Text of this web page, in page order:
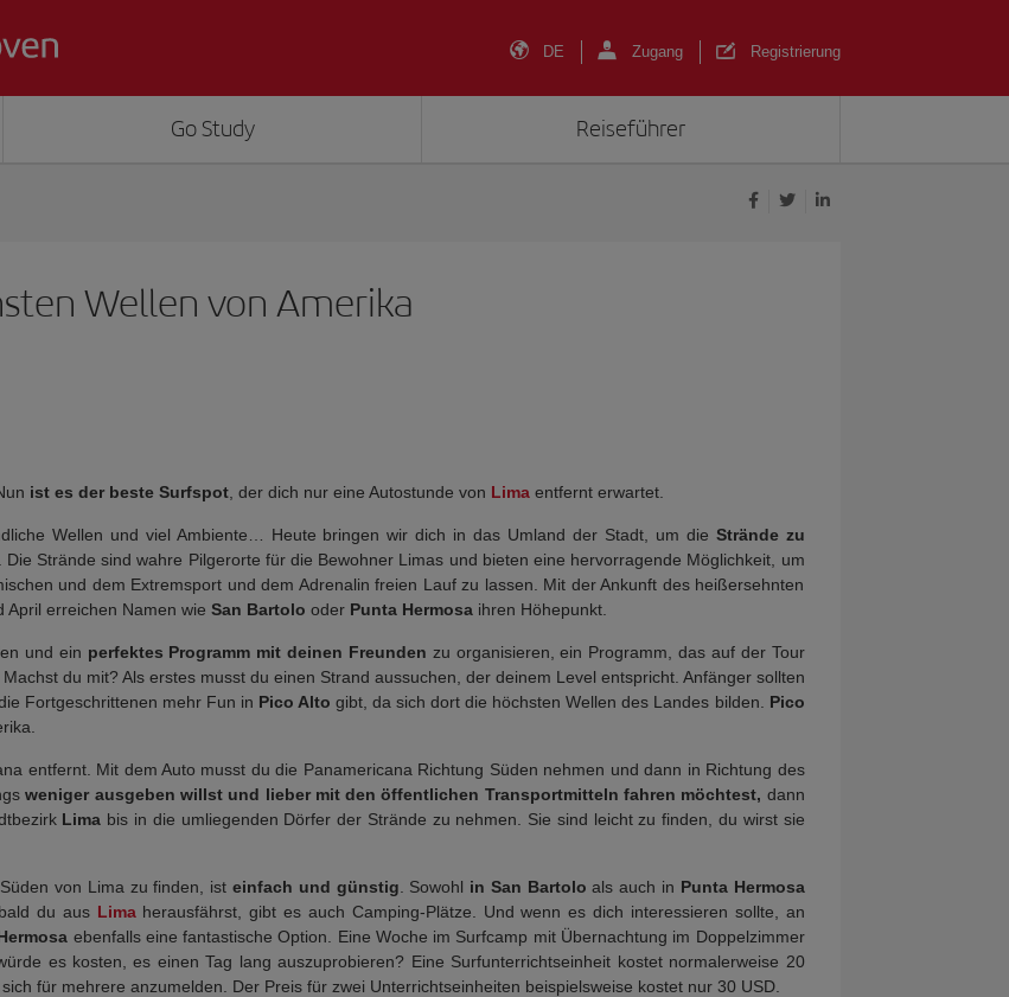
DE Zugang Registrierung
Go Study Reiseführer
Wellen von Amerika
ist es der beste Surfspot, der dich nur eine Autostunde von Limaentfernt erwartet.
Wellen und viel Ambiente… Heute bringen wir dich in das Umland der Stadt, um die Strände zu
Strände sind wahre Pilgerorte für die Bewohner Limas und bieten eine hervorragende Möglichkeit, um
und dem Extremsport und dem Adrenalin freien Lauf zu lassen. Mit der Ankunft des heißersehnten
April erreichen Namen wie San Bartolo oder Punta Hermosaihren Höhepunkt.
und ein perfektes Programm mit deinen Freunden zu organisieren, ein Programm, das auf der Tour
du mit? Als erstes musst du einen Strand aussuchen, der deinem Level entspricht. Anfänger sollten
Fortgeschrittenen mehr Fun in Pico Alto gibt, da sich dort die höchsten Wellen des Landes bilden. Pico
entfernt. Mit dem Auto musst du die Panamericana Richtung Süden nehmen und dann in Richtung des
weniger ausgeben willst und lieber mit den öffentlichen Transportmitteln fahren möchtest, dann
Lima bis in die umliegenden Dörfer der Strände zu nehmen. Sie sind leicht zu finden, du wirst sie
von Lima zu finden, ist einfach und günstig . Sowohl in San Bartolo als auch in Punta Hermosa
du aus Limaherausfährst, gibt es auch Camping-Plätze. Und wenn es dich interessieren sollte, an
ebenfalls eine fantastische Option. Eine Woche im Surfcamp mit Übernachtung im Doppelzimmer
es kosten, es einen Tag lang auszuprobieren? Eine Surfunterrichtseinheit kostet normalerweise 20
für mehrere anzumelden. Der Preis für zwei Unterrichtseinheiten beispielsweise kostet nur 30 USD.